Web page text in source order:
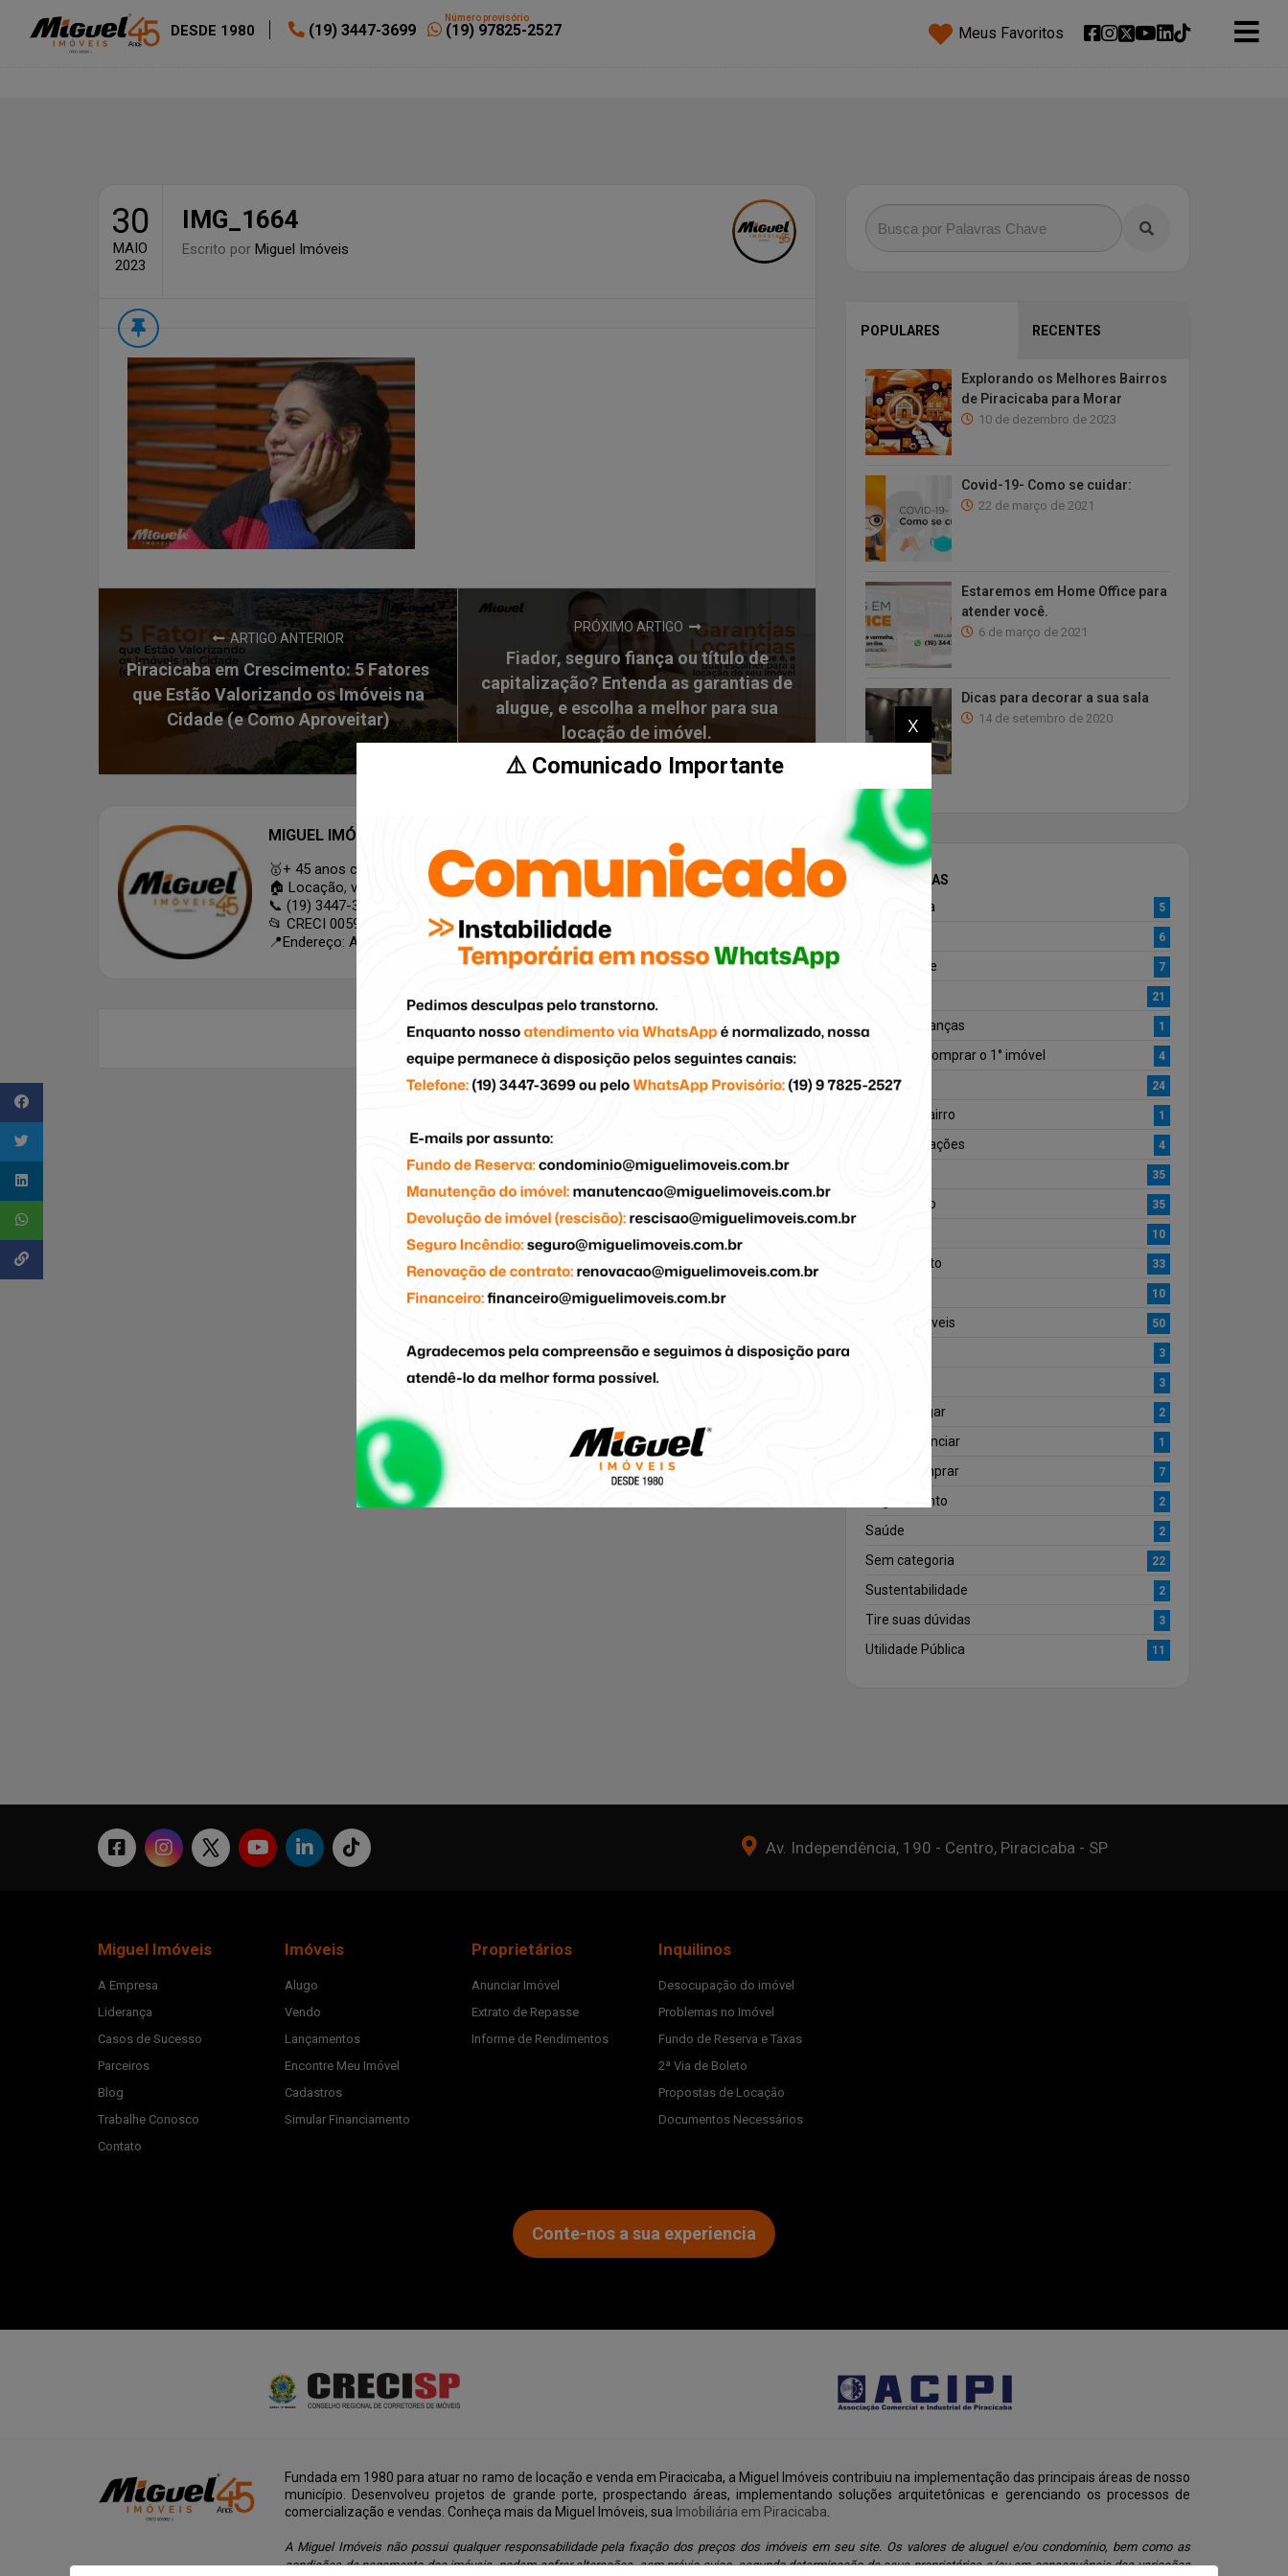
DESDE 1980 (19) 3447-3699 (19) 97825-2527
Número provisório
Meus Favoritos
30
MAIO
2023
IMG_1664
Escrito por Miguel Imóveis
ARTIGO ANTERIOR
Piracicaba em Crescimento: 5 Fatores
que Estão Valorizando os Imóveis na
Cidade (e Como Aproveitar)
PRÓXIMO ARTIGO
Fiador, seguro fiança ou título de
capitalização? Entenda as garantias de
alugue, e escolha a melhor para sua
locação de imóvel.
MIGUEL IMÓVEIS
🥇+ 45 anos conectando pessoas aos imóveis certos
🏠 Locação, vendas, lançamentos e administração
📞 (19) 3447-3699
📂 CRECI 005982-J
📍Endereço: Av. Independência, 190 - Centro, Piracicaba - SP, 13400-560
POPULARES RECENTES
Explorando os Melhores Bairros
de Piracicaba para Morar
10 de dezembro de 2023
Covid-19- Como se cuidar:
22 de março de 2021
Estaremos em Home Office para
atender você.
6 de março de 2021
Dicas para decorar a sua sala
14 de setembro de 2020
CATEGORIAS
Arquitetura
5
6
Curiosidade 7
21
Dia das Crianças 1
Dica para comprar o 1° imóvel 4
Dicas 24
Dicas do Bairro 1
Documentações 4
35
Informação 35
10
Lançamento 33
10
Miguel Imóveis 50
3
3
Quero Alugar 2
Quero Anunciar 1
Quero Comprar 7
Regulamento 2
Saúde 2
Sem categoria 22
Sustentabilidade 2
Tire suas dúvidas 3
Utilidade Pública 11
Av. Independência, 190 - Centro, Piracicaba - SP
Miguel Imóveis
A Empresa
Liderança
Casos de Sucesso
Parceiros
Blog
Trabalhe Conosco
Contato
Imóveis
Alugo
Vendo
Lançamentos
Encontre Meu Imóvel
Cadastros
Simular Financiamento
Proprietários
Anunciar Imóvel
Extrato de Repasse
Informe de Rendimentos
Inquilinos
Desocupação do imóvel
Problemas no Imóvel
Fundo de Reserva e Taxas
2ª Via de Boleto
Propostas de Locação
Documentos Necessários
Conte-nos a sua experiencia
Fundada em 1980 para atuar no ramo de locação e venda em Piracicaba, a Miguel Imóveis contribuiu na implementação das principais áreas de nosso
município. Desenvolveu projetos de grande porte, prospectando áreas, implementando soluções arquitetônicas e gerenciando os processos de
comercialização e vendas. Conheça mais da Miguel Imóveis, sua Imobiliária em Piracicaba
A Miguel Imóveis não possui qualquer responsabilidade pela fixação dos preços dos imóveis em seu site. Os valores de aluguel e/ou condomínio, bem como as
condições de pagamento dos imóveis, podem sofrer alterações, sem prévio aviso, segundo determinação de seus proprietários e/ou em consequência das variações
x
⚠️ Comunicado Importante